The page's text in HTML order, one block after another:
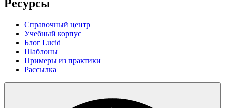
Ресурсы
Справочный центр
Учебный корпус
Блог Lucid
Шаблоны
Примеры из практики
Рассылка